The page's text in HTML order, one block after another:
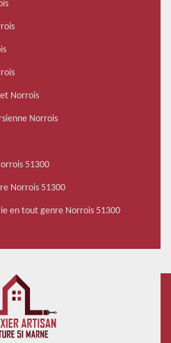
Norrois
Norrois
51300
Norrois 51300
en tout genre Norrois 51300